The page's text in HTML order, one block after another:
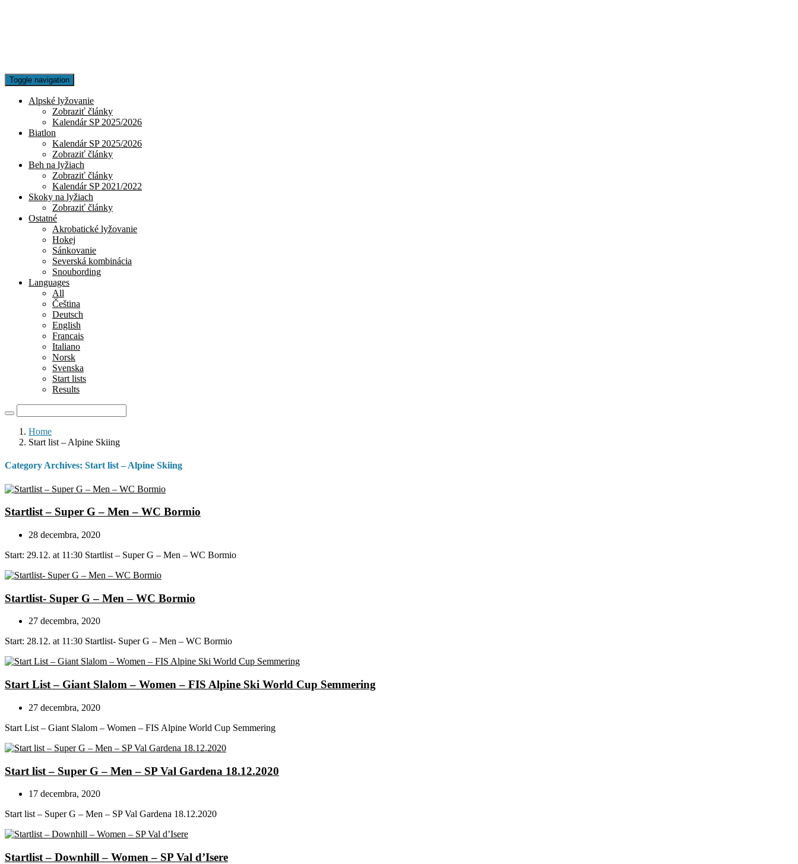
Toggle navigation
Alpské lyžovanie
Zobraziť články
Kalendár SP 2025/2026
Biatlon
Kalendár SP 2025/2026
Zobraziť články
Beh na lyžiach
Zobraziť články
Kalendár SP 2021/2022
Skoky na lyžiach
Zobraziť články
Ostatné
Akrobatické lyžovanie
Hokej
Sánkovanie
Severská kombinácia
Snoubording
Languages
All
Čeština
Deutsch
English
Francais
Italiano
Norsk
Svenska
Start lists
Results
Home
Start list – Alpine Skiing
Category Archives: Start list – Alpine Skiing
Startlist – Super G – Men – WC Bormio
28 decembra, 2020
Start: 29.12. at 11:30 Startlist – Super G – Men – WC Bormio
Startlist- Super G – Men – WC Bormio
27 decembra, 2020
Start: 28.12. at 11:30 Startlist- Super G – Men – WC Bormio
Start List – Giant Slalom – Women – FIS Alpine Ski World Cup Semmering
27 decembra, 2020
Start List – Giant Slalom – Women – FIS Alpine World Cup Semmering
Start list – Super G – Men – SP Val Gardena 18.12.2020
17 decembra, 2020
Start list – Super G – Men – SP Val Gardena 18.12.2020
Startlist – Downhill – Women – SP Val d’Isere